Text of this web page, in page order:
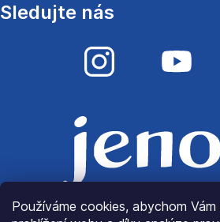
Používáme cookies, abychom Vám
Sledujte nás